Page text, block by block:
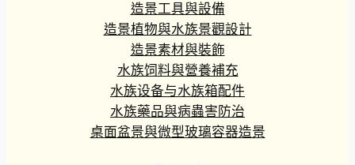
造景工具與設備
造景植物與水族景觀設計
造景素材與裝飾
水族饲料與營養補充
水族设备与水族箱配件
水族藥品與病蟲害防治
桌面盆景與微型玻璃容器造景